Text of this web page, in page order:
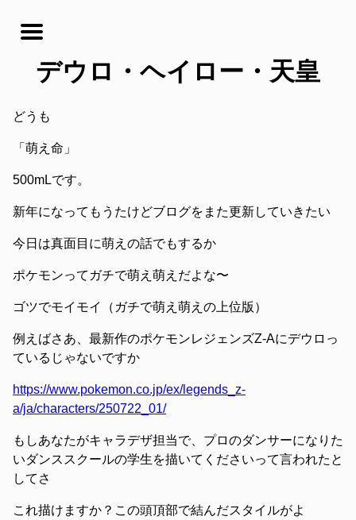
デウロ・ヘイロー・天皇
どうも
「萌え命」
500mLです。
新年になってもうたけどブログをまた更新していきたい
今日は真面目に萌えの話でもするか
ポケモンってガチで萌え萌えだよな〜
ゴツでモイモイ（ガチで萌え萌えの上位版）
例えばさあ、最新作のポケモンレジェンズZ-Aにデウロっ
ているじゃないですか
https://www.pokemon.co.jp/ex/legends_z-
a/ja/characters/250722_01/
もしあなたがキャラデザ担当で、プロのダンサーになりた
いダンススクールの学生を描いてくださいって言われたと
してさ
これ描けますか？この頭頂部で結んだスタイルがよ